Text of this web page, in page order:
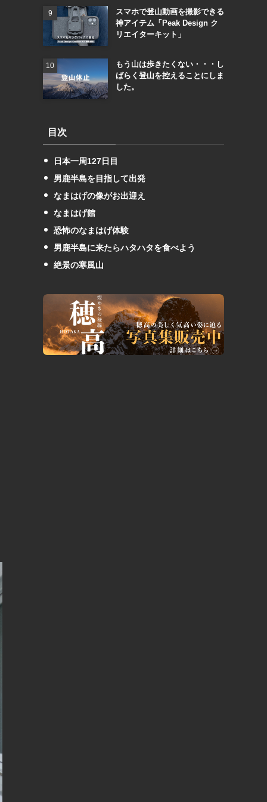
スマホで登山動画を撮影できる
神アイテム「Peak Design ク
リエイターキット」
もう山は歩きたくない・・・し
ばらく登山を控えることにしま
した。
目次
日本一周127日目
男鹿半島を目指して出発
なまはげの像がお出迎え
なまはげ館
恐怖のなまはげ体験
男鹿半島に来たらハタハタを食べよう
絶景の寒風山